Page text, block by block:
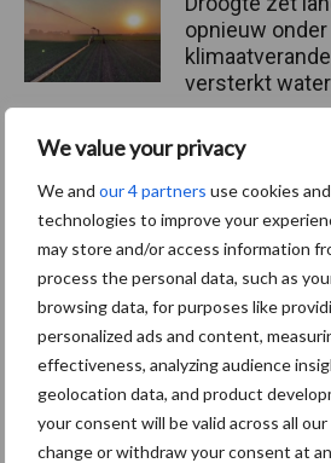
We value your privacy
We and our 4 partners use cookies
technologies to improve your
may store and/or access information
process the personal data, such as
browsing data, for purposes like
personalized ads and content,
effectiveness, analyzing audience
geolocation data, and product
your consent will be valid across all our
change or withdraw your consent at
opnieuw onder
versterkt
Buitenuitloop:
nutriënten
daaruit?
Europese
op naar een
winstgevende